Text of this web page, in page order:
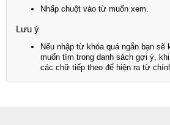
Nhấp chuột vào từ muốn xem.
Lưu ý
Nếu nhập từ khóa quá ngắn bạn sẽ
muốn tìm trong danh sách gợi ý,
các chữ tiếp theo để hiện ra từ